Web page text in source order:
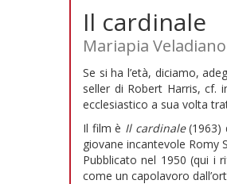
Il cardinale
Mariapia Veladiano
Se si ha l’età, diciamo,
seller di Robert Harris, cf.
ecclesiastico a sua volta
Il film è Il cardinale(1963)
giovane incantevole Romy
Pubblicato nel 1950 (qui i
come un capolavoro